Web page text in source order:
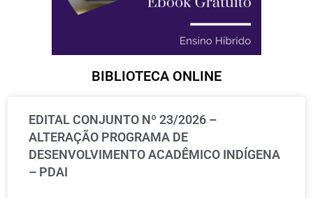
BIBLIOTECA ONLINE
EDITAL CONJUNTO Nº 23/2026 –
ALTERAÇÃO PROGRAMA DE
DESENVOLVIMENTO ACADÊMICO INDÍGENA
– PDAI